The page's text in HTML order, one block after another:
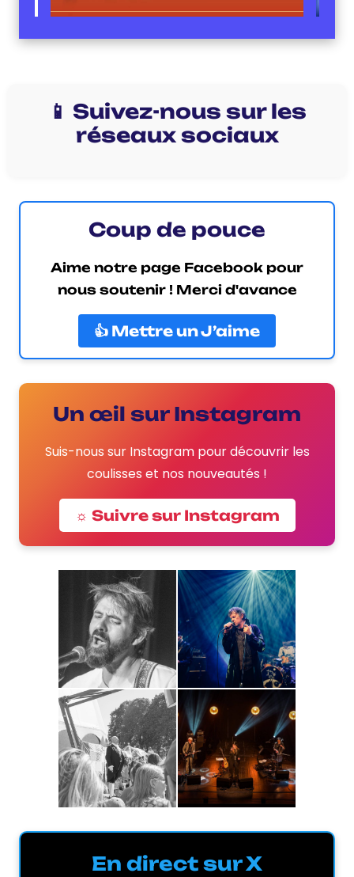
📱 Suivez-nous sur les
réseaux sociaux
Coup de pouce
Aime notre page Facebook pour
nous soutenir ! Merci d'avance
👍 Mettre un J’aime
Un œil sur Instagram
Suis-nous sur Instagram pour découvrir les
coulisses et nos nouveautés !
☼ Suivre sur Instagram
En direct sur X